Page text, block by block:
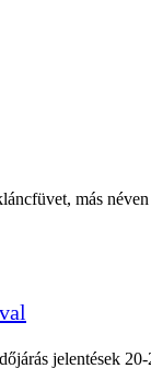
más
jelentések